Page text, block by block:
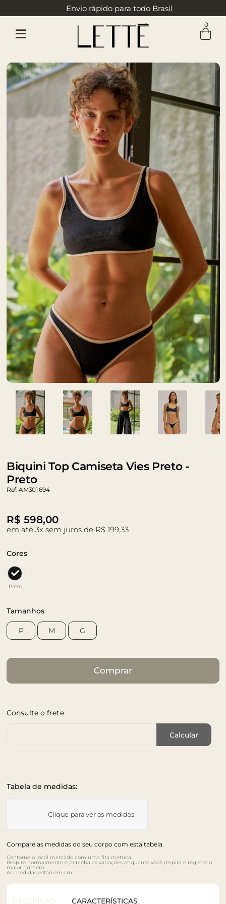
Envio rápido para todo Brasil
0
Biquini Top Camiseta Vies Preto -
Preto
Ref: AM301 694
R$ 598,00
em até 3x sem juros de R$ 199,33
Cores
Preto
Tamanhos
P M G
Comprar
Consulte o frete
Calcular
Tabela de medidas:
Clique para ver as medidas
Compare as medidas do seu corpo com esta tabela.
Contorne o local marcado com uma fita métrica.
Respire normalmente e perceba as variações enquanto você respira e registre o
maior número.
As medidas estão em cm
DESCRIÇÃO CARACTERÍSTICAS